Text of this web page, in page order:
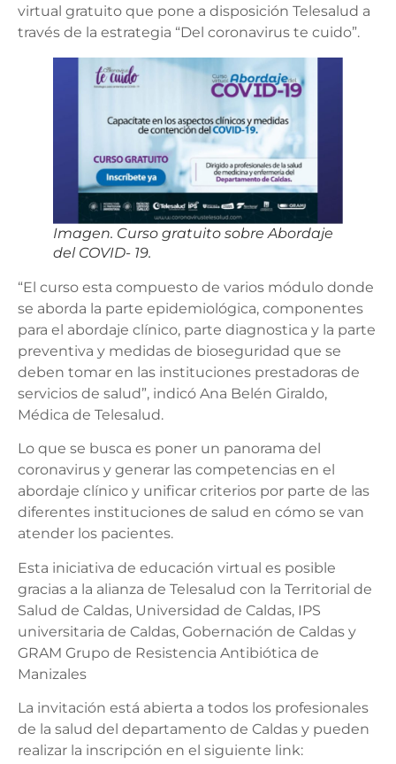
virtual gratuito que pone a disposición Telesalud a
través de la estrategia “Del coronavirus te cuido”.
Imagen. Curso gratuito sobre Abordaje
del COVID- 19.
“El curso esta compuesto de varios módulo donde
se aborda la parte epidemiológica, componentes
para el abordaje clínico, parte diagnostica y la parte
preventiva y medidas de bioseguridad que se
deben tomar en las instituciones prestadoras de
servicios de salud”, indicó Ana Belén Giraldo,
Médica de Telesalud.
Lo que se busca es poner un panorama del
coronavirus y generar las competencias en el
abordaje clínico y unificar criterios por parte de las
diferentes instituciones de salud en cómo se van
atender los pacientes.
Esta iniciativa de educación virtual es posible
gracias a la alianza de Telesalud con la Territorial de
Salud de Caldas, Universidad de Caldas, IPS
universitaria de Caldas, Gobernación de Caldas y
GRAM Grupo de Resistencia Antibiótica de
Manizales
La invitación está abierta a todos los profesionales
de la salud del departamento de Caldas y pueden
realizar la inscripción en el siguiente link: